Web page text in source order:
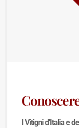
I Vitigni d'Italia e